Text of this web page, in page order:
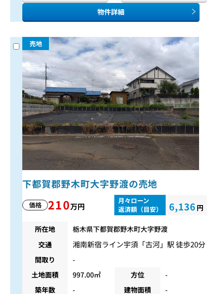
物件詳細
売地
下都賀郡野木町大字野渡の売地
価格 210万円
月々ローン
返済額（目安）
6,136 円
所在地
栃木県下都賀郡野木町大字野渡
交通
湘南新宿ライン宇須 「古河」駅 徒歩20分
間取り
-
土地面積
997.00㎡ 方位
-
築年数
- 建物面積
-